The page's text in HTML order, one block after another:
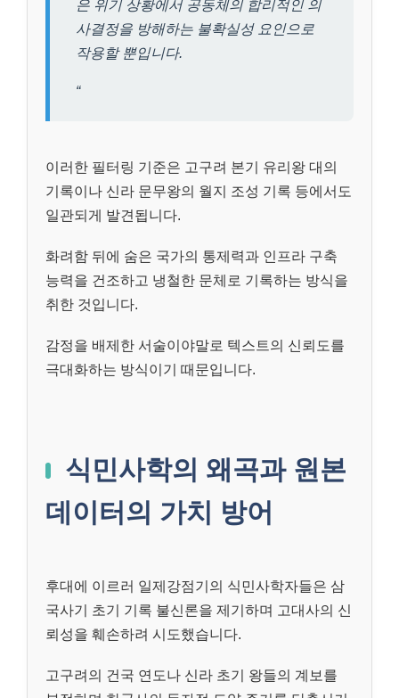
은 위기 상황에서 공동체의 합리적인 의
사결정을 방해하는 불확실성 요인으로
작용할 뿐입니다.
“
이러한 필터링 기준은 고구려 본기 유리왕 대의
기록이나 신라 문무왕의 월지 조성 기록 등에서도
일관되게 발견됩니다.
화려함 뒤에 숨은 국가의 통제력과 인프라 구축
능력을 건조하고 냉철한 문체로 기록하는 방식을
취한 것입니다.
감정을 배제한 서술이야말로 텍스트의 신뢰도를
극대화하는 방식이기 때문입니다.
식민사학의 왜곡과 원본
데이터의 가치 방어
후대에 이르러 일제강점기의 식민사학자들은 삼
국사기 초기 기록 불신론을 제기하며 고대사의 신
뢰성을 훼손하려 시도했습니다.
고구려의 건국 연도나 신라 초기 왕들의 계보를